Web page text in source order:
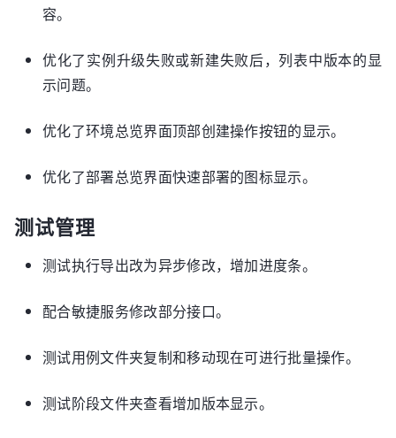
容。
优化了实例升级失败或新建失败后，列表中版本的显
示问题。
优化了环境总览界面顶部创建操作按钮的显示。
优化了部署总览界面快速部署的图标显示。
测试管理
测试执行导出改为异步修改，增加进度条。
配合敏捷服务修改部分接口。
测试用例文件夹复制和移动现在可进行批量操作。
测试阶段文件夹查看增加版本显示。